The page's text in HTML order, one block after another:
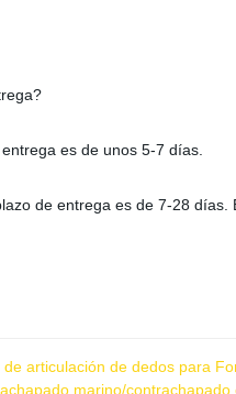
es de unos 5-7 días.
de entrega es de 7-28 días.
articulación de dedos para
marino/